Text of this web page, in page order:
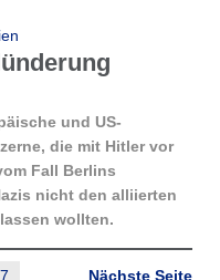
und US-
die mit Hitler vor
Fall Berlins
nicht den alliierten
wollten.
Nächste Seite
7